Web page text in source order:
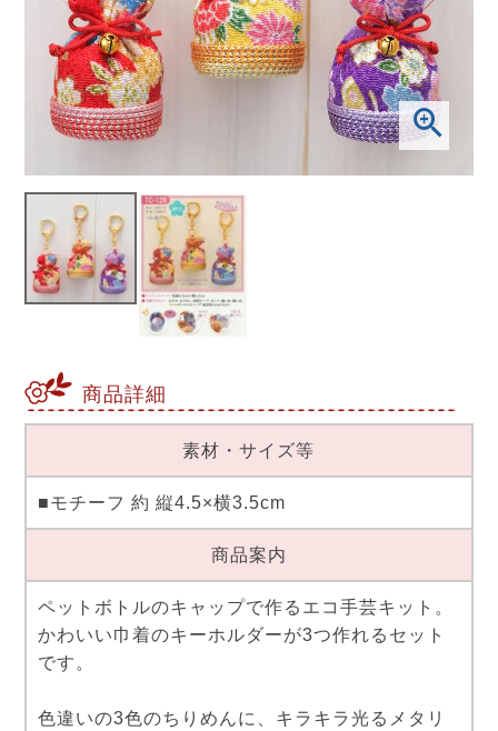
商品詳細
素材・サイズ等
■モチーフ 約 縦4.5×横3.5cm
商品案内
ペットボトルのキャップで作るエコ手芸キット。
かわいい巾着のキーホルダーが3つ作れるセット
です。
色違いの3色のちりめんに、キラキラ光るメタリ